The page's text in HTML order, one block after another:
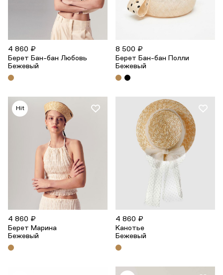
4 860 ₽
Берет Бан-бан Любовь
Бежевый
8 500 ₽
Берет Бан-бан Полли
Бежевый
Hit
4 860 ₽
Берет Марина
Бежевый
4 860 ₽
Канотье
Бежевый